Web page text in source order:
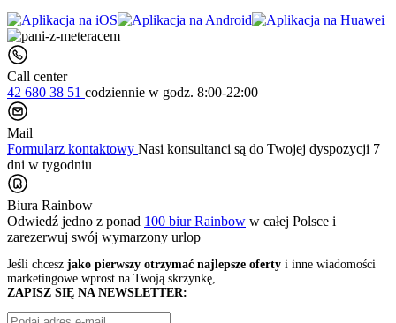
Call center
42 680 38 51 codziennie w godz. 8:00-22:00
Mail
Formularz kontaktowy Nasi konsultanci są do Twojej dyspozycji 7
dni w tygodniu
Biura Rainbow
Odwiedź jedno z ponad 100 biur Rainbow w całej Polsce i
zarezerwuj swój wymarzony urlop
Jeśli chcesz jako pierwszy otrzymać najlepsze oferty i inne wiadomości
marketingowe wprost na Twoją skrzynkę,
ZAPISZ SIĘ NA NEWSLETTER: